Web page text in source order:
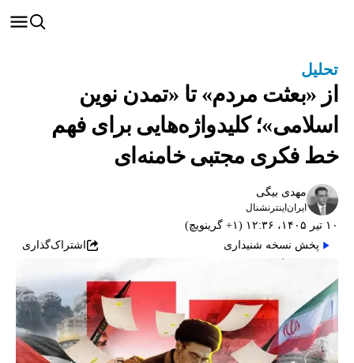
تحلیل
از «بعثت مردم» تا «تمدن نوین
اسلامی»؛ کلیدواژه‌هایی برای فهم
خط فکری مجتبی خامنه‌ای
مهدی بیگی
ایران‌اینترنشنال
۱۰ تیر ۱۴۰۵، ۱۲:۳۶ (‎+۱ گرینویچ)
پخش نسخه شنیداری
اشتراک‌گذاری